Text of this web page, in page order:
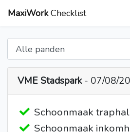
MaxiWorkChecklist
VME Stadspark- 07/08/
Schoonmaak traphal
Schoonmaak